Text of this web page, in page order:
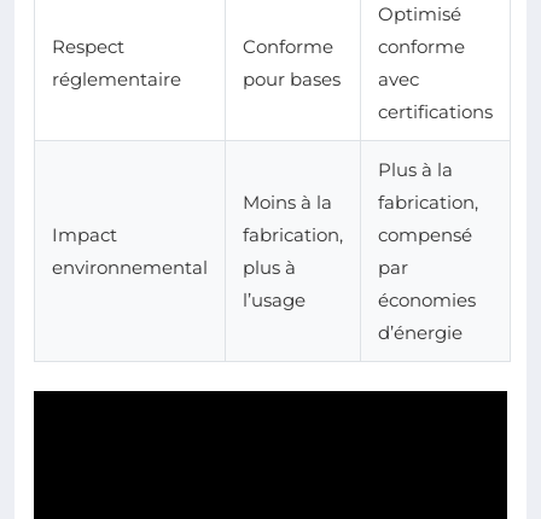
Respect
réglementaire
Conforme
pour bases
Optimisé
conforme
avec
certifications
Impact
environnemental
Moins à la
fabrication,
plus à
l’usage
Plus à la
fabrication,
compensé
par
économies
d’énergie